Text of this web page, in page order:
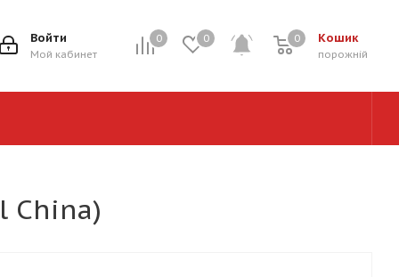
0 0 Кошик
0
порожній
0
Войти
Мой кабинет
China)